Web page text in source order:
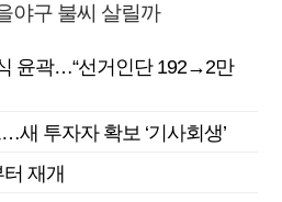
야구 불씨 살릴까
윤곽…“선거인단 192→2만
새 투자자 확보 ‘기사회생’
재개